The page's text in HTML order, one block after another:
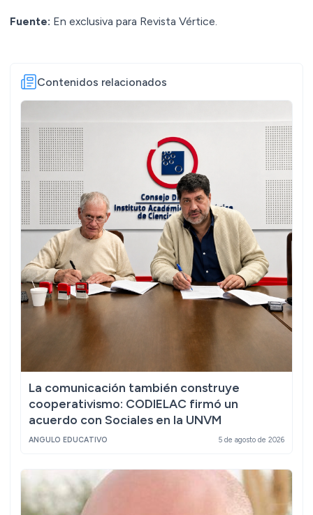
Fuente: En exclusiva para Revista Vértice.
Contenidos relacionados
La comunicación también construye
cooperativismo: CODIELAC firmó un
acuerdo con Sociales en la UNVM
ANGULO EDUCATIVO 5 de agosto de 2026